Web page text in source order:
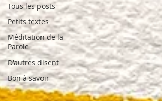
Tous les posts
Petits textes
Méditation de la
Parole
D'autres disent
Bon à savoir